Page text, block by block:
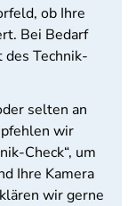
ob Ihre
Bei Bedarf
des Technik-
selten an
wir
Check“, um
Ihre Kamera
wir gerne